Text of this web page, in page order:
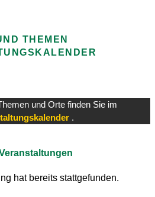
THEMEN
und Orte finden Sie im
.
hat bereits stattgefunden.